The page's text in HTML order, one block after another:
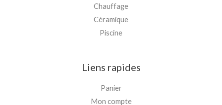
Chauffage
Céramique
Piscine
Liens rapides
Panier
Mon compte